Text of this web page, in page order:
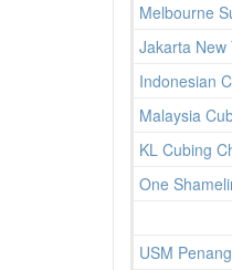
Melbourne
Jakarta New
Indonesian
Malaysia
KL Cubing
One
USM